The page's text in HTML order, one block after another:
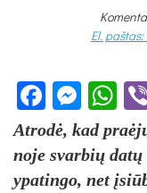
El.
At­rodė, kad
no­je svar­bių
ypa­tin­go, net